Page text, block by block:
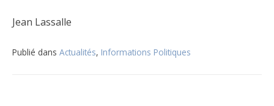
Jean Lassalle
Publié dans Actualités, Informations Politiques